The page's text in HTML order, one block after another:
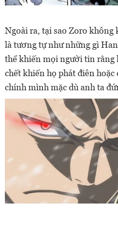
Ngoài ra, tại sao Zoro
là tương tự như những gì
thể khiến mọi người tin rằng
chết khiến họ phát điên hoặc
chính mình mặc dù anh ta